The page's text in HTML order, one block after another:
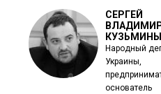
СЕРГЕЙ
Народный
Украины,
основатель